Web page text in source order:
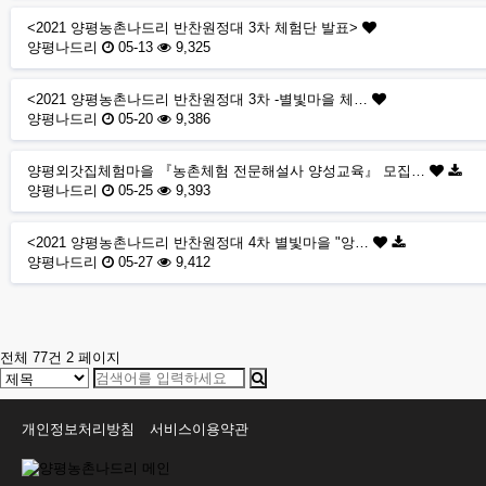
<2021 양평농촌나드리 반찬원정대 3차 체험단 발표>
양평나드리
05-13 9,325
<2021 양평농촌나드리 반찬원정대 3차 -별빛마을 체…
양평나드리
05-20 9,386
양평외갓집체험마을 『농촌체험 전문해설사 양성교육』 모집…
양평나드리
05-25 9,393
<2021 양평농촌나드리 반찬원정대 4차 별빛마을 "앙…
양평나드리
05-27 9,412
전체 77건 2 페이지
개인정보처리방침 서비스이용약관